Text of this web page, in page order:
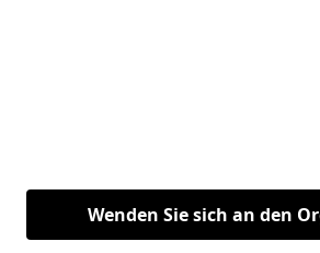
Wenden Sie sich an den